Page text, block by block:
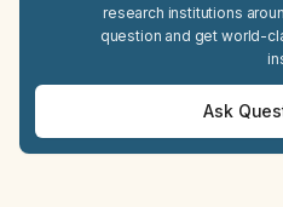
research institutions
question and get world-
Ask